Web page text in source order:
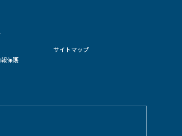
保護
サイトマップ